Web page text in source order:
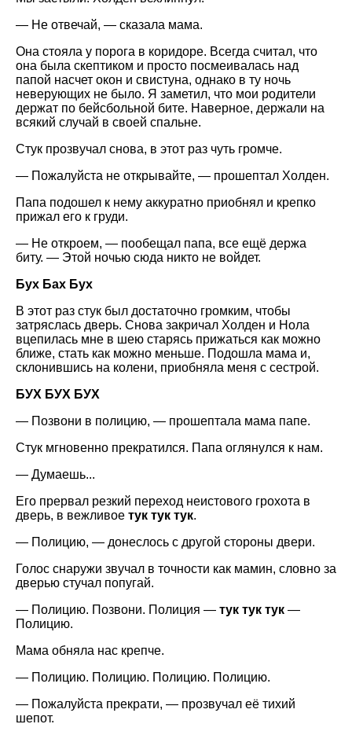
— Не отвечай, — сказала мама.
Она стояла у порога в коридоре. Всегда считал, что
она была скептиком и просто посмеивалась над
папой насчет окон и свистуна, однако в ту ночь
неверующих не было. Я заметил, что мои родители
держат по бейсбольной бите. Наверное, держали на
всякий случай в своей спальне.
Стук прозвучал снова, в этот раз чуть громче.
— Пожалуйста не открывайте, — прошептал Холден.
Папа подошел к нему аккуратно приобнял и крепко
прижал его к груди.
— Не откроем, — пообещал папа, все ещё держа
биту. — Этой ночью сюда никто не войдет.
Бух Бах Бух
В этот раз стук был достаточно громким, чтобы
затряслась дверь. Снова закричал Холден и Нола
вцепилась мне в шею старясь прижаться как можно
ближе, стать как можно меньше. Подошла мама и,
склонившись на колени, приобняла меня с сестрой.
БУХ БУХ БУХ
— Позвони в полицию, — прошептала мама папе.
Стук мгновенно прекратился. Папа оглянулся к нам.
— Думаешь...
Его прервал резкий переход неистового грохота в
дверь, в вежливое тук тук тук.
— Полицию, — донеслось с другой стороны двери.
Голос снаружи звучал в точности как мамин, словно за
дверью стучал попугай.
— Полицию. Позвони. Полиция — тук тук тук —
Полицию.
Мама обняла нас крепче.
— Полицию. Полицию. Полицию. Полицию.
— Пожалуйста прекрати, — прозвучал её тихий
шепот.